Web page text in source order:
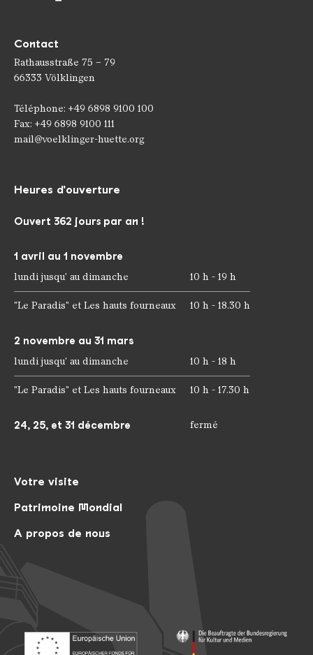
Contact
Rathausstraße 75 – 79
66333 Völklingen
Téléphone: +49 6898 9100 100
Fax: +49 6898 9100 111
mail@voelklinger-huette.org
Votre visite
Patrimoine Mondial
A propos de nous
Heures d'ouverture
Ouvert 362 jours par an !
1 avril au 1 novembre
lundi jusqu' au dimanche 10 h - 19 h
"Le Paradis" et Les hauts fourneaux 10 h - 18.30 h
2 novembre au 31 mars
lundi jusqu' au dimanche 10 h - 18 h
"Le Paradis" et Les hauts fourneaux 10 h - 17.30 h
24, 25, et 31 décembre fermé